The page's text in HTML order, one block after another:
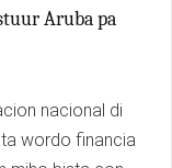
Aruba pa
nacional di
ta wordo financia